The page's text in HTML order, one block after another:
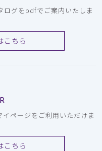
ログをpdfでご案内いたしま
こちら
ページをご利用いただけま
こちら